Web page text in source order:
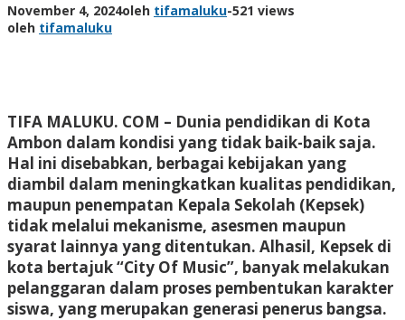
November 4, 2024oleh tifamaluku-521 views
oleh tifamaluku
TIFA MALUKU. COM – Dunia pendidikan di Kota
Ambon dalam kondisi yang tidak baik-baik saja.
Hal ini disebabkan, berbagai kebijakan yang
diambil dalam meningkatkan kualitas pendidikan,
maupun penempatan Kepala Sekolah (Kepsek)
tidak melalui mekanisme, asesmen maupun
syarat lainnya yang ditentukan. Alhasil, Kepsek di
kota bertajuk “City Of Music”, banyak melakukan
pelanggaran dalam proses pembentukan karakter
siswa, yang merupakan generasi penerus bangsa.